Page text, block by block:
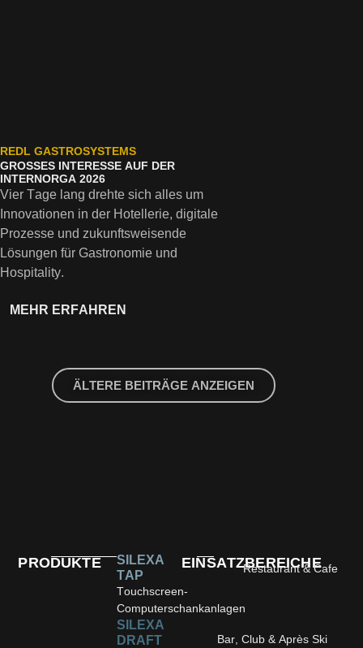
REDL GASTROSYSTEMS
GROSSES INTERESSE AUF DER I
NTERNORGA 2026
Vier Tage lang drehte sich alles um
Innovationen in der Hotellerie, digitale
Prozesse und zukunftsweisende
Lösungen für Gastronomie und
Hospitality.
MEHR ERFAHREN
ÄLTERE BEITRÄGE ANZEIGEN
PRODUKTE
SILEXA
TAP
Touchscreen-
Computerschankanlagen
SILEXA
DRAFT
EINSATZBEREICHE
Restaurant & Cafe
Bar, Club & Après Ski